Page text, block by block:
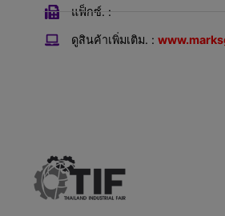
แฟ็กซ์. :
ดูสินค้าเพิ่มเติม. :